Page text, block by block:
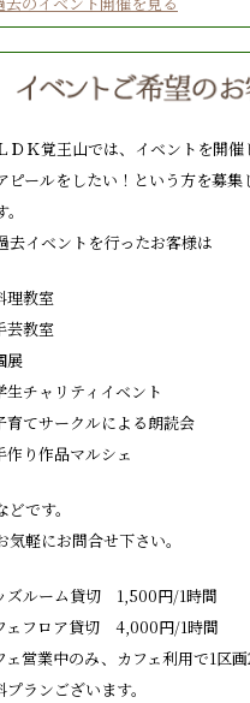
ＤＫ覚王山では、イベントを開催
ピールをしたい！という方を募集
。
去イベントを行ったお客様は
理教室
芸教室
展
生チャリティイベント
育てサークルによる朗読会
作り作品マルシェ
どです。
気軽にお問合せ下さい。
ズルーム貸切 1,500円/1時間
ェフロア貸切 4,000円/1時間
ェ営業中のみ、カフェ利用で1区
プランございます。